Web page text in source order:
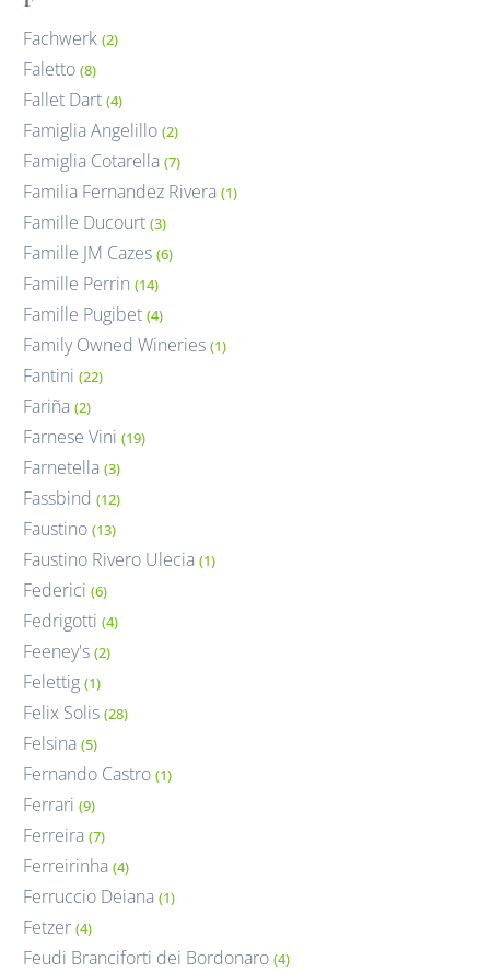
Fachwerk (2)
Faletto (8)
Fallet Dart (4)
Famiglia Angelillo (2)
Famiglia Cotarella (7)
Familia Fernandez Rivera (1)
Famille Ducourt (3)
Famille JM Cazes (6)
Famille Perrin (14)
Famille Pugibet (4)
Family Owned Wineries (1)
Fantini (22)
Fariña (2)
Farnese Vini (19)
Farnetella (3)
Fassbind (12)
Faustino (13)
Faustino Rivero Ulecia (1)
Federici(6)
Fedrigotti (4)
Feeney's (2)
Felettig (1)
Felix Solis (28)
Felsina (5)
Fernando Castro (1)
Ferrari(9)
Ferreira(7)
Ferreirinha (4)
Ferruccio Deiana (1)
Fetzer (4)
Feudi Branciforti dei Bordonaro (4)